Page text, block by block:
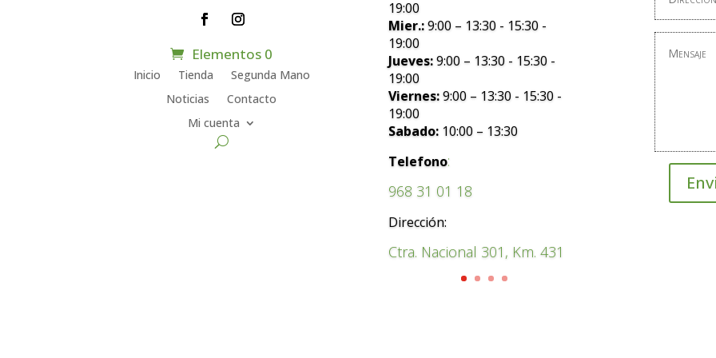
Elementos 0
Inicio Tienda
Segunda Mano
Noticias
Contacto
Mi cuenta
19:00
Mier.:9:00 – 13:30 - 15:30 -
19:00
Jueves:9:00 – 13:30 - 15:30 -
19:00
Viernes:9:00 – 13:30 - 15:30 -
19:00
Sabado: 10:00 – 13:30
Telefono:
968 31 01 18
Dirección:
Ctra. Nacional 301, Km. 431